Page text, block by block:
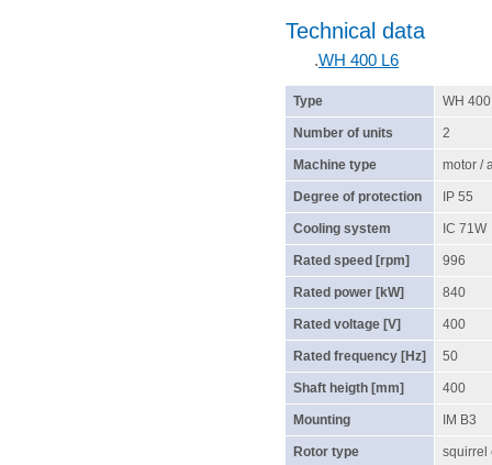
Technical data
.WH 400 L6
Type WH
Number of units 2
Machine type motor /
Degree of protection IP 55
Cooling system IC 71W
Rated speed [rpm] 996
Rated power [kW] 840
Rated voltage [V] 400
Rated frequency [Hz] 50
Shaft heigth [mm] 400
Mounting IM B3
Rotor type squirrel